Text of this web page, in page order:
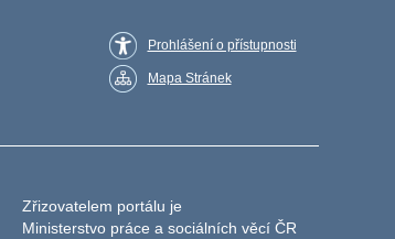
Prohlášení o přístupnosti
Mapa Stránek
Zřizovatelem portálu je
Ministerstvo práce a sociálních věcí ČR